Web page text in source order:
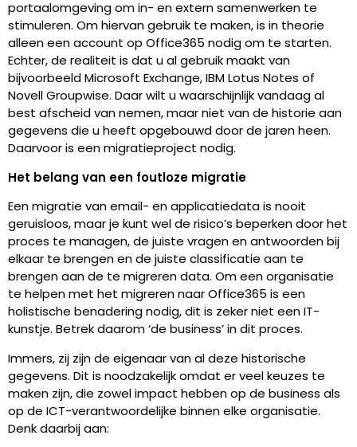
portaalomgeving om in- en extern samenwerken te
stimuleren. Om hiervan gebruik te maken, is in theorie
alleen een account op Office365 nodig om te starten.
Echter, de realiteit is dat u al gebruik maakt van
bijvoorbeeld Microsoft Exchange, IBM Lotus Notes of
Novell Groupwise. Daar wilt u waarschijnlijk vandaag al
best afscheid van nemen, maar niet van de historie aan
gegevens die u heeft opgebouwd door de jaren heen.
Daarvoor is een migratieproject nodig.
Het belang van een foutloze migratie
Een migratie van email- en applicatiedata is nooit
geruisloos, maar je kunt wel de risico’s beperken door het
proces te managen, de juiste vragen en antwoorden bij
elkaar te brengen en de juiste classificatie aan te
brengen aan de te migreren data. Om een organisatie
te helpen met het migreren naar Office365 is een
holistische benadering nodig, dit is zeker niet een IT-
kunstje. Betrek daarom ‘de business’ in dit proces.
Immers, zij zijn de eigenaar van al deze historische
gegevens. Dit is noodzakelijk omdat er veel keuzes te
maken zijn, die zowel impact hebben op de business als
op de ICT-verantwoordelijke binnen elke organisatie.
Denk daarbij aan: